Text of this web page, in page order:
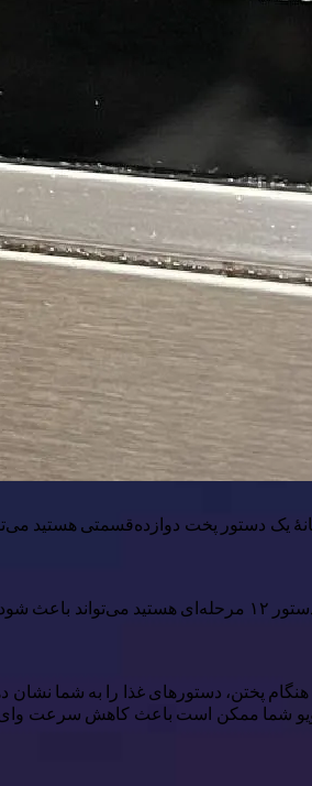
یک دستور پخت دوازده‌قسمتی هستید
در حال حرکت در آشپزخانه‌تان، می‌خواهید بدانید همه چیز کجاست. جستجو در کشوها برای یافتن
پختن، دستورهای غذا را به شما نشان
شما ممکن است باعث کاهش سرعت